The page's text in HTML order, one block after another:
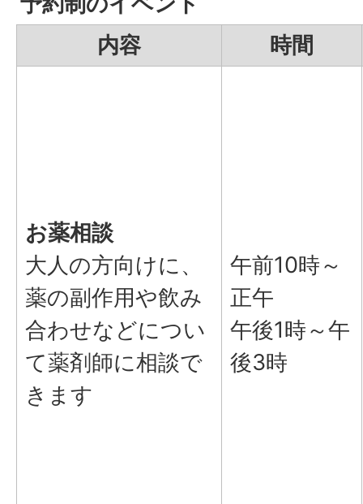
内容
時間
お薬相談
大人の方向けに、
薬の副作用や飲み
合わせなどについ
て薬剤師に相談で
きます
午前10時～
正午
午後1時～午
後3時